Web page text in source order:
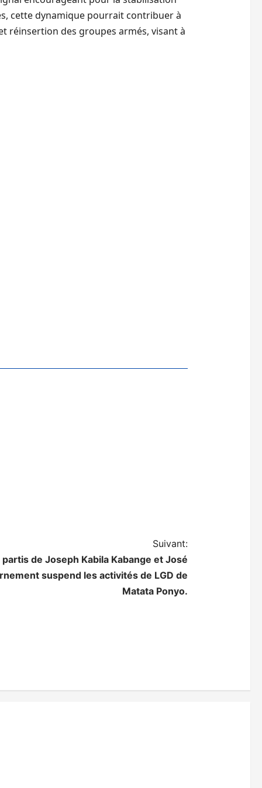
cette dynamique pourrait contribuer à
réinsertion des groupes armés, visant à
Suivant:
de Joseph Kabila Kabange et José
suspend les activités de LGD de
Matata Ponyo.